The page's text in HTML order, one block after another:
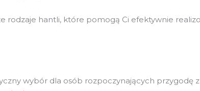
rodzaje hantli, które pomogą Ci efektywnie
wybór dla osób rozpoczynających przygodę